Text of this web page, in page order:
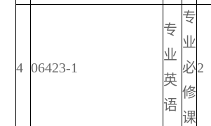
4 06423-1
专
业
英
语
专
业
必
修
课
2